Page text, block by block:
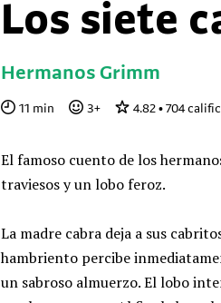
Los siete
Hermanos Grimm
11 min 3+ 4.82 • 704
El famoso cuento de los
traviesos y un lobo feroz.
La madre cabra deja a sus
hambriento percibe
un sabroso almuerzo. El lobo